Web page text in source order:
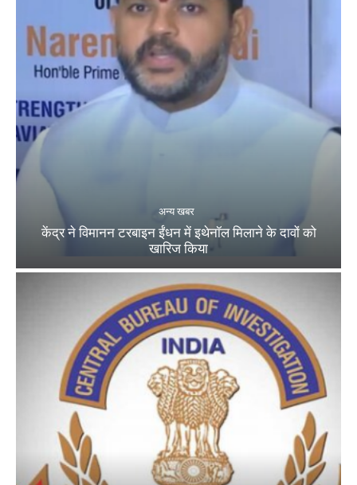
अन्य खबर
केंद्र ने विमानन टरबाइन ईंधन में इथेनॉल मिलाने के दावों को
खारिज किया